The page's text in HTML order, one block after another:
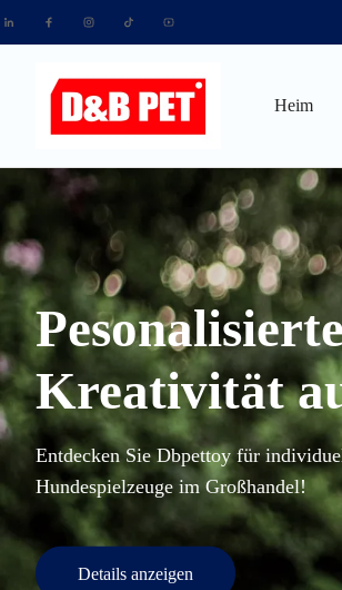
Heim
Kreativität
Entdecken Sie Dbpettoy für
Hundespielzeuge im Großhandel!
Details anzeigen